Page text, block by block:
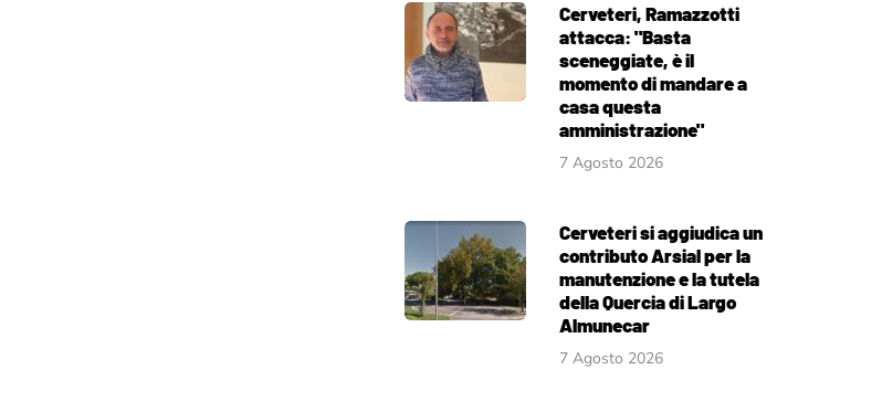
Cerveteri, Ramazzotti
attacca: "Basta
sceneggiate, è il
momento di mandare a
casa questa
amministrazione"
7 Agosto 2026
Cerveteri si aggiudica un
contributo Arsial per la
manutenzione e la tutela
della Quercia di Largo
Almunecar
7 Agosto 2026